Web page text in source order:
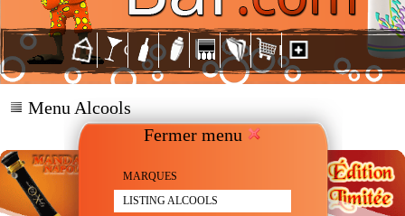
Fermer menu
MARQUES
LISTING ALCOOLS
Menu Alcools